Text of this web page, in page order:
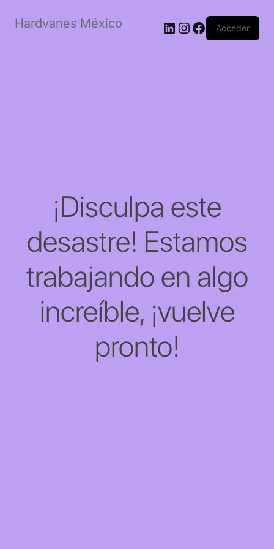
Hardvanes México LinkedIn
Instagram
Facebook
Acceder
¡Disculpa este
desastre! Estamos
trabajando en algo
increíble, ¡vuelve
pronto!